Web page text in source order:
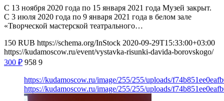
С 13 ноября 2020 года по 15 января 2021 года Музей закрыт.
С 3 июля 2020 года по 9 января 2021 года в белом зале
«Творческой мастерской театрального…
150 RUB https://schema.org/InStock 2020-09-29T15:33:00+03:00
https://kudamoscow.ru/event/vystavka-risunki-davida-borovskogo/
300 ₽ 958 9
https://kudamoscow.ru/image/255/255/uploads/
https://kudamoscow.ru/image/255/255/uploads/